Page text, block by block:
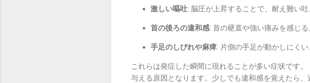
激しい嘔吐: 脳圧が上昇することで、耐え難い吐
首の後ろの違和感: 首の硬直や強い痛みを感じる
手足のしびれや麻痺: 片側の手足が動かしにくい
これらは発症した瞬間に現れることが多い症状です
与える原因となります。少しでも違和感を覚えたら、